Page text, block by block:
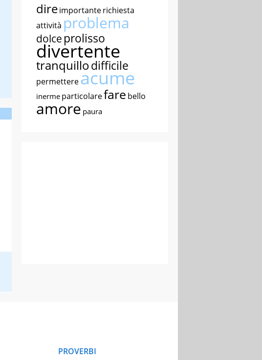
direimportanterichiesta
attività problema
dolce prolisso
divertente
tranquillodifficile
permettereacume
inerme particolarefare bello
amore paura
PROVERBI